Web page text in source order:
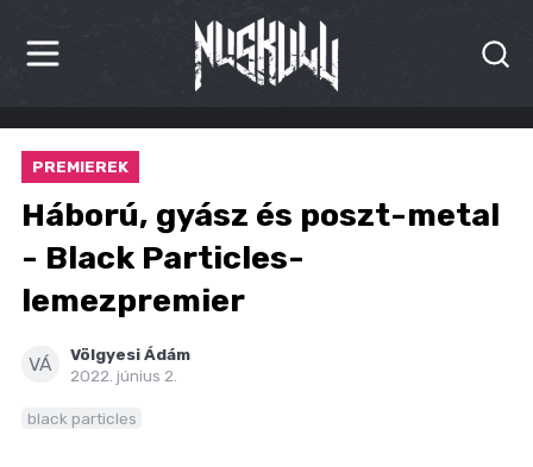
HÍREK
KRITIKÁK
BESZÁMOLÓK
INTERJÚK
PREMIEREK
PREMIEREK
Háború, gyász és poszt-metal
- Black Particles-
lemezpremier
VÁ
Völgyesi Ádám
2022. június 2.
black particles